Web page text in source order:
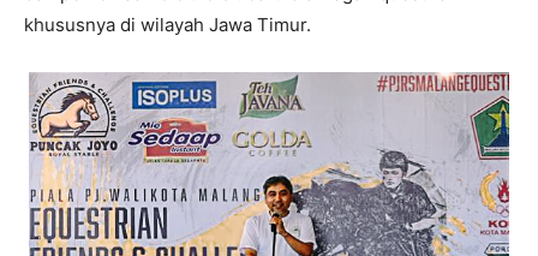
khususnya di wilayah Jawa Timur.